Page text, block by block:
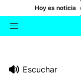
Hoy es noticia
Escuchar